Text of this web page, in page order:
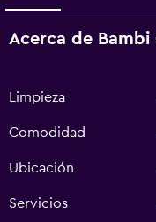
Acerca de
Limpieza
Comodidad
Ubicación
Servicios